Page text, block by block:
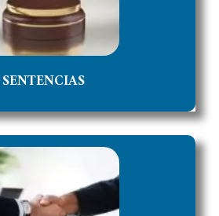
SENTENCIAS
ACCEDER
ACORDADAS